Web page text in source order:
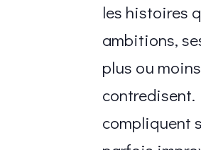
les histoires
ambitions,
plus ou
contredisent.
compliquent